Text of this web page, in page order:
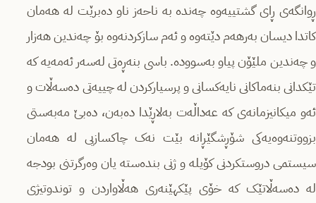
ڕوانگەی ڕای گشتییەوە چەندە بە ناحەز ناو دەبرێت لە هەمان
کاتدا دیسان بەرهەم دێتەوە و ئەم سازکردنەوە بۆ چەندین هەزار
و چەندین ملێۆن پیاو بەسوودە. باسی بنەڕەتی لەسەر ئەمەیە کە
تێکدانی بنەماکانی نایەکسانی و پرسیارکردن لە چییەتی دەسەڵات و
ئەو میکانیزمانەی کە عەداڵەت بەلاڕێدا دەبەن، دەبێ مەبەستی
بزووتنەوەیەکی شۆڕشگێڕانە بێت نەک چاکسازیی لە هەمان
سیستمی دروستکردنی کۆیلە و ژنی بندەستە یان وەرگرتنی بودجە
لە دەسەڵاتێک کە خۆی پێکهێنەری هەڵاواردن و توندوتیژی